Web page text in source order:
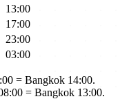
13:00
17:00
23:00
03:00
= Bangkok 14:00.
= Bangkok 13:00.